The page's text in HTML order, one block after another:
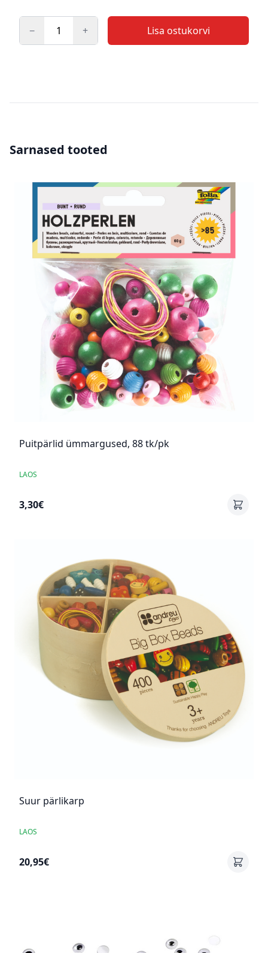
− + Lisa ostukorvi
Sarnased tooted
Puitpärlid ümmargused, 88 tk/pk
LAOS
3,30€
Suur pärlikarp
LAOS
20,95€